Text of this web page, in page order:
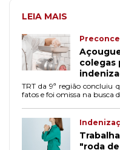
LEIA MAIS
colegas
TRT da 9ª região concluiu
fatos e foi omissa na busca
"roda